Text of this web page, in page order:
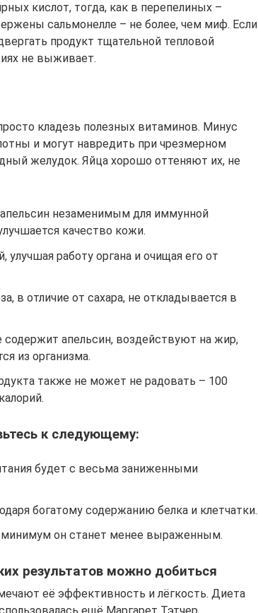
кислот, тогда, как в перепелиных –
сальмонелле – не более, чем миф. Если
продукт тщательной тепловой
не выживает.
кладезь полезных витаминов. Минус
и могут навредить при чрезмерном
желудок. Яйца хорошо оттеняют их, не
незаменимым для иммунной
качество кожи.
работу органа и очищая его от
в отличие от сахара, не откладывается в
апельсин, воздействуют на жир,
из организма.
также не может не радовать – 100
к следующему:
будет с весьма заниженными
богатому содержанию белка и клетчатки.
минимум он станет менее выраженным.
результатов можно добиться
её эффективность и лёгкость. Диета
ещё Маргарет Тэтчер.